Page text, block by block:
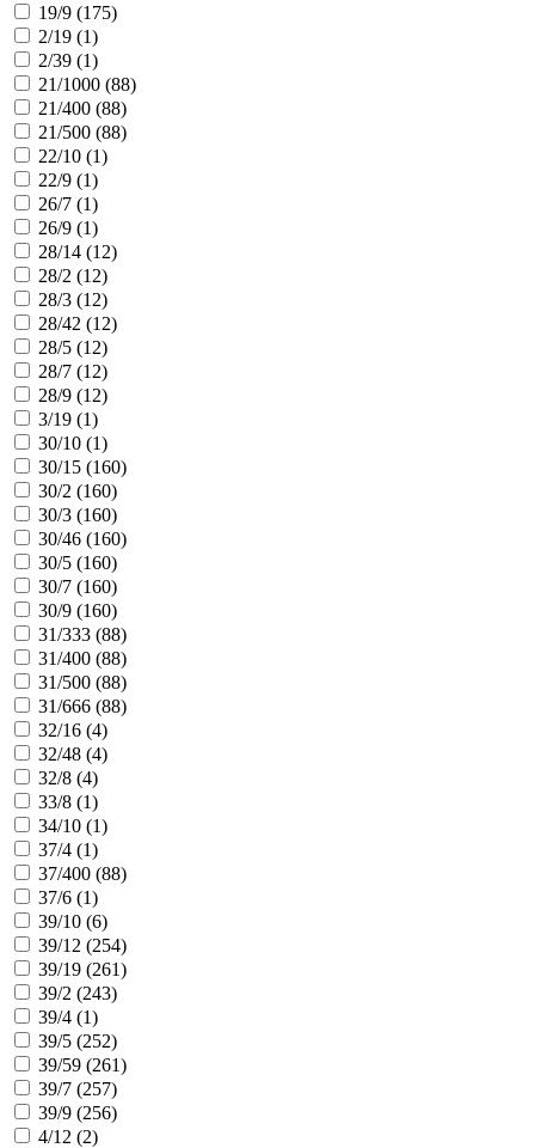
19/9 (175)
2/19 (1)
2/39 (1)
21/1000 (88)
21/400 (88)
21/500 (88)
22/10 (1)
22/9 (1)
26/7 (1)
26/9 (1)
28/14 (12)
28/2 (12)
28/3 (12)
28/42 (12)
28/5 (12)
28/7 (12)
28/9 (12)
3/19 (1)
30/10 (1)
30/15 (160)
30/2 (160)
30/3 (160)
30/46 (160)
30/5 (160)
30/7 (160)
30/9 (160)
31/333 (88)
31/400 (88)
31/500 (88)
31/666 (88)
32/16 (4)
32/48 (4)
32/8 (4)
33/8 (1)
34/10 (1)
37/4 (1)
37/400 (88)
37/6 (1)
39/10 (6)
39/12 (254)
39/19 (261)
39/2 (243)
39/4 (1)
39/5 (252)
39/59 (261)
39/7 (257)
39/9 (256)
4/12 (2)